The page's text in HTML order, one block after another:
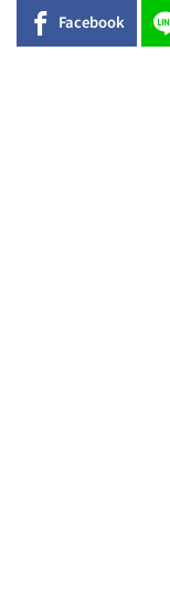
Facebook